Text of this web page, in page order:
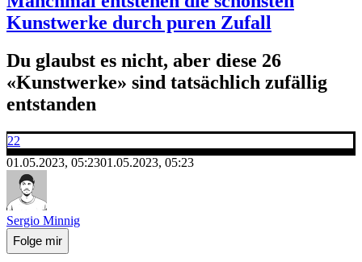
Kunstwerke durch puren Zufall
Du glaubst es nicht, aber diese 26
«Kunstwerke» sind tatsächlich zufällig
entstanden
22
01.05.2023, 05:2301.05.2023, 05:23
Sergio Minnig
Folge mir